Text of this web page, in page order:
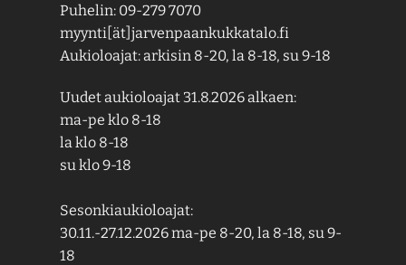
Puhelin: 09-279 7070
myynti[ät]jarvenpaankukkatalo.fi
Aukioloajat: arkisin 8-20, la 8-18, su 9-18
Uudet aukioloajat 31.8.2026 alkaen:
ma-pe klo 8-18
la klo 8-18
su klo 9-18
Sesonkiaukioloajat:
30.11.-27.12.2026 ma-pe 8-20, la 8-18, su 9-
18